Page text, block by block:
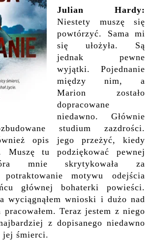
Julian Hardy:
Niestety muszę się
powtórzyć. Sama mi
się ułożyła. Są
jednak pewne
wyjątki. Pojednanie
między nim, a
Marion zostało
dopracowane
niedawno. Głównie
studium zazdrości.
opis jego przeżyć, kiedy
Muszę tu podziękować pewnej
mnie skrytykowała za
potraktowanie motywu odejścia
głównej bohaterki powieści.
wyciągnąłem wnioski i dużo nad
Teraz jestem z niego
z dopisanego niedawno
jej śmierci.